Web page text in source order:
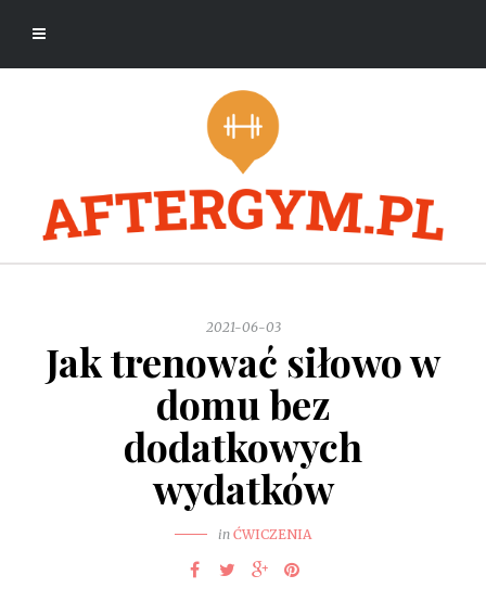
2021-06-03
Jak trenować siłowo w
domu bez
dodatkowych
wydatków
in ĆWICZENIA